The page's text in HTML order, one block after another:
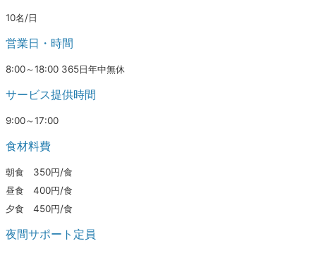
10名/日
営業日・時間
8:00～18:00 365日年中無休
サービス提供時間
9:00～17:00
食材料費
朝食 350円/食
昼食 400円/食
夕食 450円/食
夜間サポート定員